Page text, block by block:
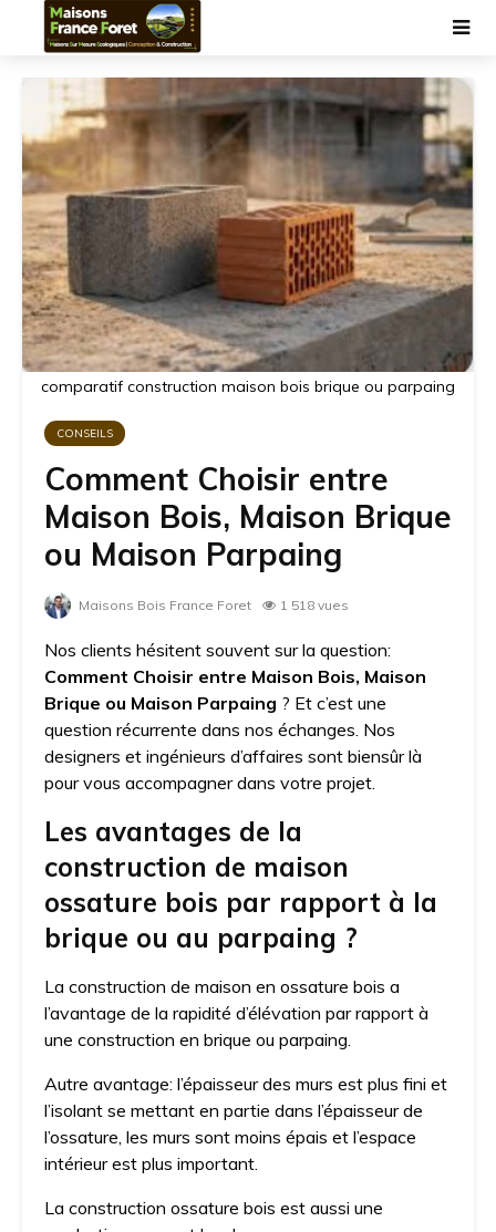
comparatif construction maison bois brique ou parpaing
CONSEILS
Comment Choisir entre
Maison Bois, Maison Brique
ou Maison Parpaing
Maisons Bois France Foret 1 518 vues
Nos clients hésitent souvent sur la question:
Comment Choisir entre Maison Bois, Maison
Brique ou Maison Parpaing ? Et c’est une
question récurrente dans nos échanges. Nos
designers et ingénieurs d’affaires sont biensûr là
pour vous accompagner dans votre projet.
Les avantages de la
construction de maison
ossature bois par rapport à la
brique ou au parpaing ?
La construction de maison en ossature bois a
l’avantage de la rapidité d’élévation par rapport à
une construction en brique ou parpaing.
Autre avantage: l’épaisseur des murs est plus fini et
l’isolant se mettant en partie dans l’épaisseur de
l’ossature, les murs sont moins épais et l’espace
intérieur est plus important.
La construction ossature bois est aussi une